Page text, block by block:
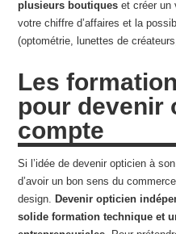
plusieurs boutiques et créer un
votre chiffre d’affaires et la
(optométrie, lunettes de
Les
pour devenir
compte
Si l’idée de devenir opticien à
d’avoir un bon sens du
design. Devenir opticien
solide formation technique et